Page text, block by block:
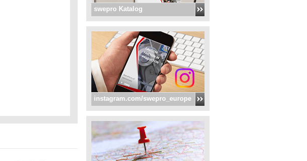
swepro Katalog
instagram.com/swepro_europe